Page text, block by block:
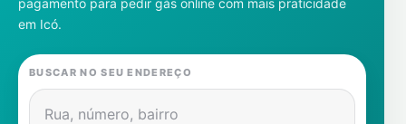
Cadastre-se
Gás
Contatos
pagamento para pedir gás online com mais praticidade
em Icó.
BUSCAR NO SEU ENDEREÇO
Rua, número, bairro